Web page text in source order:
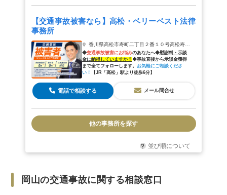
【交通事故被害なら】高松・ベリーベスト法律
事務所
香川県高松市寿町二丁目２番１０号高松寿町プライムビル3階（高松オフィス）
◆交通事故被害にお悩みのあなたへ◆慰謝料・示談
金に納得していますか？ ◆事故直後から示談金獲得
まで全てフォローします。 お気軽にご相談くださ
い！
【JR「高松」駅より徒歩6分】
電話で相談する メール問合せ
他の事務所を探す
並び順について
岡山の交通事故に関する相談窓口